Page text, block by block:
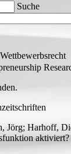
Suche
Jörg; Harhoff,
aktiviert?